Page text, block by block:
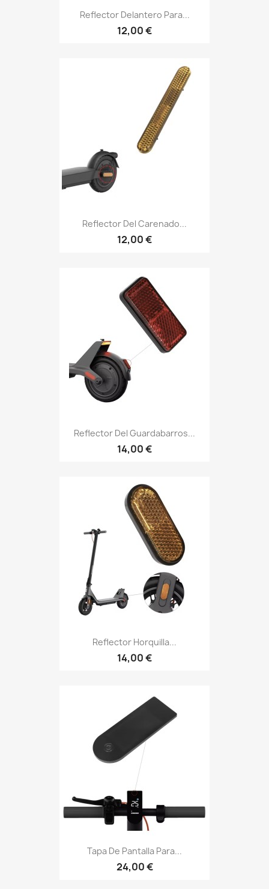
Reflector Delantero Para...
12,00 €
Reflector Del Carenado...
12,00 €
Reflector Del Guardabarros...
14,00 €
Reflector Horquilla...
14,00 €
Tapa De Pantalla Para...
24,00 €